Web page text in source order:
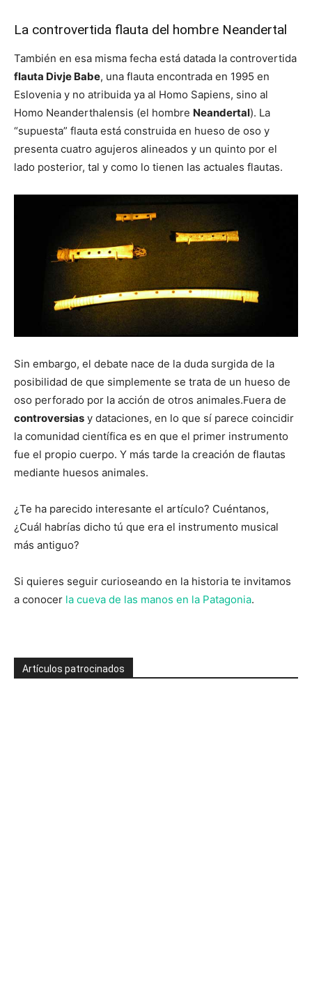
La controvertida flauta del hombre Neandertal
También en esa misma fecha está datada la controvertida
flauta Divje Babe, una flauta encontrada en 1995 en
Eslovenia y no atribuida ya al Homo Sapiens, sino al
Homo Neanderthalensis (el hombre Neandertal). La
“supuesta” flauta está construida en hueso de oso y
presenta cuatro agujeros alineados y un quinto por el
lado posterior, tal y como lo tienen las actuales flautas.
Sin embargo, el debate nace de la duda surgida de la
posibilidad de que simplemente se trata de un hueso de
oso perforado por la acción de otros animales.Fuera de
controversias y dataciones, en lo que sí parece coincidir
la comunidad científica es en que el primer instrumento
fue el propio cuerpo. Y más tarde la creación de flautas
mediante huesos animales.
¿Te ha parecido interesante el artículo? Cuéntanos,
¿Cuál habrías dicho tú que era el instrumento musical
más antiguo?
Si quieres seguir curioseando en la historia te invitamos
a conocer la cueva de las manos en la Patagonia.
Artículos patrocinados